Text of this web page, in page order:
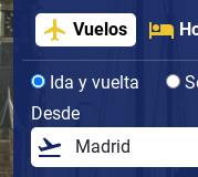
Vuelos
Ida y vuelta
Desde